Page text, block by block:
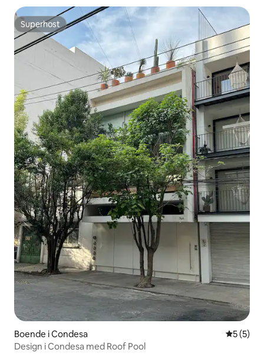
Superhost
Superhost
Boende i Condesa 5 av 5 i
5 (5)
Design i Condesa med Roof Pool